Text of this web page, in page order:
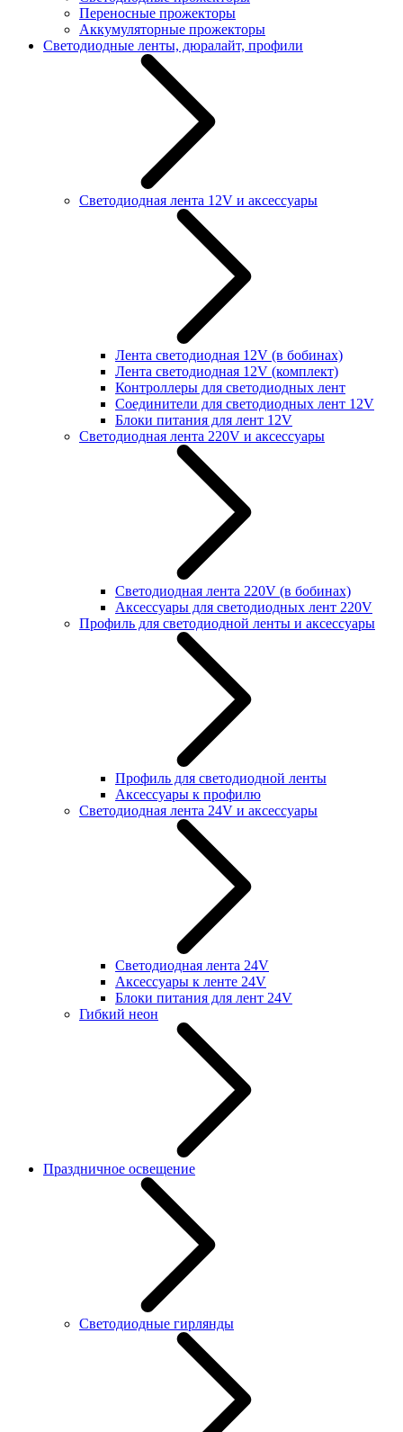
Переносные прожекторы
Аккумуляторные прожекторы
Светодиодные ленты, дюралайт, профили
Светодиодная лента 12V и аксессуары
Лента светодиодная 12V (в бобинах)
Лента светодиодная 12V (комплект)
Контроллеры для светодиодных лент
Соединители для светодиодных лент 12V
Блоки питания для лент 12V
Светодиодная лента 220V и аксессуары
Светодиодная лента 220V (в бобинах)
Аксессуары для светодиодных лент 220V
Профиль для светодиодной ленты и аксессуары
Профиль для светодиодной ленты
Аксессуары к профилю
Светодиодная лента 24V и аксессуары
Светодиодная лента 24V
Аксессуары к ленте 24V
Блоки питания для лент 24V
Гибкий неон
Праздничное освещение
Светодиодные гирлянды